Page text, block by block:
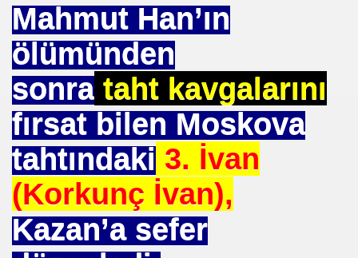
Mahmut Han’ın
ölümünden
sonra taht kavgalarını
fırsat bilen Moskova
tahtındaki 3. İvan
(Korkunç İvan),
Kazan’a sefer
SIRA REÇEPTE
İŞE BAŞLAMAK